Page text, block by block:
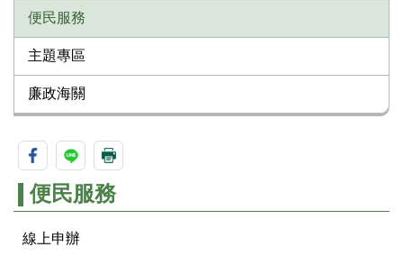
便民服務
主題專區
廉政海關
便民服務
線上申辦